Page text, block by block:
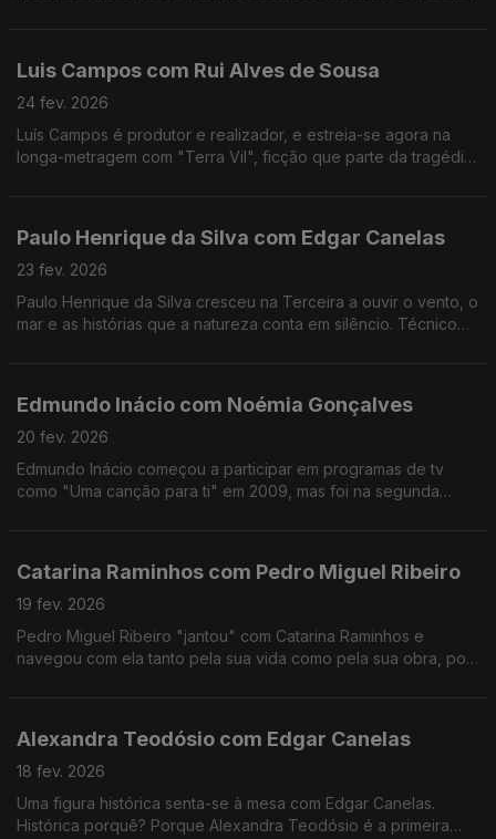
Luis Campos com Rui Alves de Sousa
24 fev. 2026
Luís Campos é produtor e realizador, e estreia-se agora na
longa-metragem com "Terra Vil", ficção que parte da tragédia
Paulo Henrique da Silva com Edgar Canelas
23 fev. 2026
Paulo Henrique da Silva cresceu na Terceira a ouvir o vento, o
mar e as histórias que a natureza conta em silêncio. Técnico
Edmundo Inácio com Noémia Gonçalves
20 fev. 2026
Edmundo Inácio começou a participar em programas de tv
como "Uma canção para ti" em 2009, mas foi na segunda
Catarina Raminhos com Pedro Miguel Ribeiro
19 fev. 2026
Pedro Miguel Ribeiro "jantou" com Catarina Raminhos e
navegou com ela tanto pela sua vida como pela sua obra, pois
Alexandra Teodósio com Edgar Canelas
18 fev. 2026
Uma figura histórica senta-se à mesa com Edgar Canelas.
Histórica porquê? Porque Alexandra Teodósio é a primeira